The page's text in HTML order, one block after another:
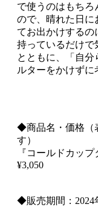
で使うのはもちろ
ので、晴れた日に
てお出かけするの
持っているだけで
とともに、「自分
ルターをかけずに
◆商品名・価格（
す）
『コールドカップ
¥3,050
◆販売期間：2024